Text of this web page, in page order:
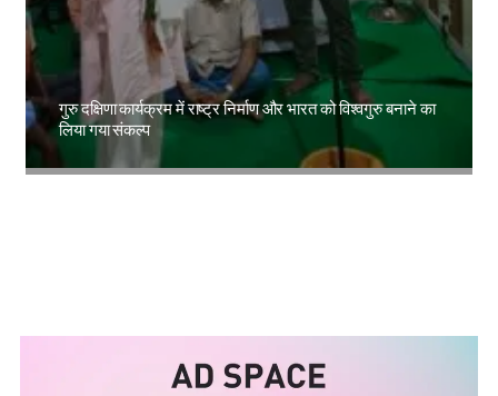
गुरु दक्षिणा कार्यक्रम में राष्ट्र निर्माण और भारत को विश्वगुरु बनाने का
लिया गया संकल्प